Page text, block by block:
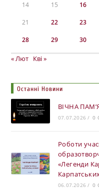
14 15 16
21 22 23
28 29 30
« Лют Кві »
Останні Новини
ВІЧНА
07.07.2026 / 0
Роботи
«Легенди
06.07.2026 / 0